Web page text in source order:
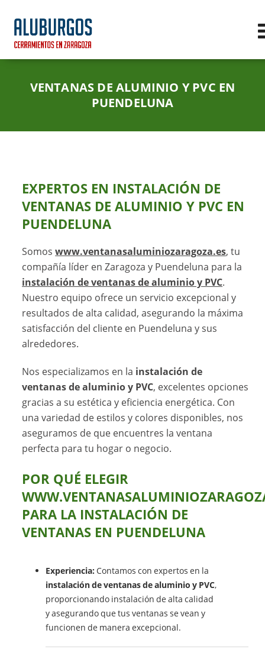
VENTANAS DE ALUMINIO Y PVC EN
PUENDELUNA
EXPERTOS EN INSTALACIÓN DE
VENTANAS DE ALUMINIO Y PVC EN
PUENDELUNA
Somoswww.ventanasaluminiozaragoza.es, tu
compañía líder en Zaragoza y Puendeluna para la
instalación de ventanas de aluminio y PVC.
Nuestro equipo ofrece un servicio excepcional y
resultados de alta calidad, asegurando la máxima
satisfacción del cliente en Puendeluna y sus
alrededores.
Nos especializamos en la instalación de
ventanas de aluminio y PVC, excelentes opciones
gracias a su estética y eficiencia energética. Con
una variedad de estilos y colores disponibles, nos
aseguramos de que encuentres la ventana
perfecta para tu hogar o negocio.
POR QUÉ ELEGIR
PARA LA INSTALACIÓN DE
VENTANAS EN PUENDELUNA
Experiencia: Contamos con expertos en la
instalación de ventanas de aluminio y PVC,
proporcionando instalación de alta calidad
y asegurando que tus ventanas se vean y
funcionen de manera excepcional.